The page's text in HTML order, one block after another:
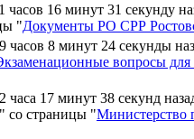
часов 16 минут 31 секунду
"Документы РО СРР
часов 8 минут 24 секунды
вопросы
часа 17 минут 38 секунд
" со страницы "Министерство